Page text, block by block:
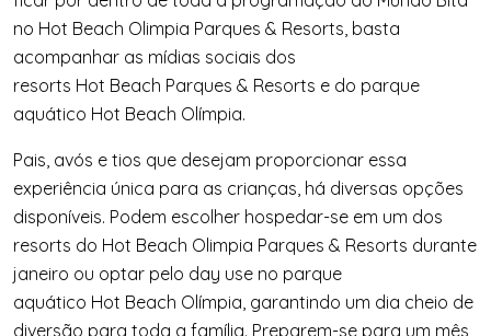
no Hot Beach Olimpia Parques & Resorts, basta
acompanhar as mídias sociais dos
resorts Hot Beach Parques & Resorts e do parque
aquático Hot Beach Olímpia.
Pais, avós e tios que desejam proporcionar essa
experiência única para as crianças, há diversas opções
disponíveis. Podem escolher hospedar-se em um dos
resorts do Hot Beach Olimpia Parques & Resorts durante
janeiro ou optar pelo day use no parque
aquático Hot Beach Olímpia, garantindo um dia cheio de
diversão para toda a família. Preparem-se para um mês